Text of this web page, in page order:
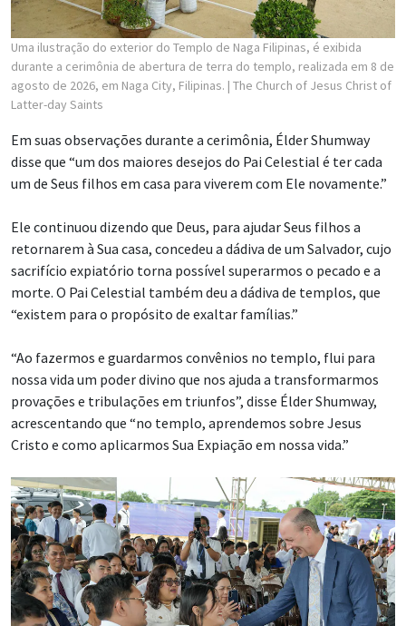
Uma ilustração do exterior do Templo de Naga Filipinas, é exibida
durante a cerimônia de abertura de terra do templo, realizada em 8 de
agosto de 2026, em Naga City, Filipinas. | The Church of Jesus Christ of
Latter-day Saints
Em suas observações durante a cerimônia, Élder Shumway
disse que “um dos maiores desejos do Pai Celestial é ter cada
um de Seus filhos em casa para viverem com Ele novamente.”
Ele continuou dizendo que Deus, para ajudar Seus filhos a
retornarem à Sua casa, concedeu a dádiva de um Salvador, cujo
sacrifício expiatório torna possível superarmos o pecado e a
morte. O Pai Celestial também deu a dádiva de templos, que
“existem para o propósito de exaltar famílias.”
“Ao fazermos e guardarmos convênios no templo, flui para
nossa vida um poder divino que nos ajuda a transformarmos
provações e tribulações em triunfos”, disse Élder Shumway,
acrescentando que “no templo, aprendemos sobre Jesus
Cristo e como aplicarmos Sua Expiação em nossa vida.”